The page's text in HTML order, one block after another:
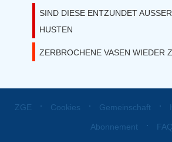
SIND DIESE ENTZUNDET
HUSTEN
ZERBROCHENE VASEN WIEDER
ZGE ⋅ Cookies ⋅ Gemeinschaft ⋅
Abonnement ⋅ FAQ